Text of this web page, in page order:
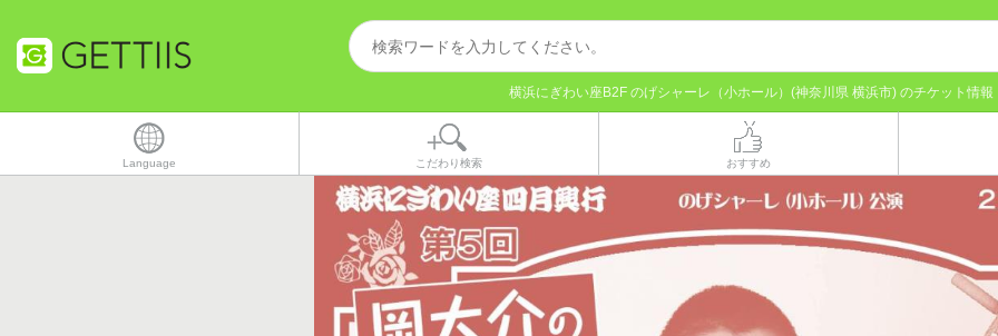
横浜にぎわい座B2F のげシャーレ（小ホール）(神奈川県 横浜市) のチケット情報
Language こだわり検索 おすすめ